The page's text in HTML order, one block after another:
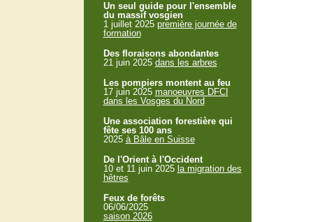
Un seul guide pour l'ensemble
du massif vosgien
1 juillet 2025 première journée de
formation
Des floraisons abondantes
21 juin 2025 dans les arbres
Les pompiers montent au feu
17 juin 2025 manoeuvres DFCI
dans les Vosges du Nord
Une association forestière qui
fête ses 100 ans
2025 à Bâle en Suisse
De l'Orient à l'Occident
10 et 11 juin 2025 la migration des
hêtres
Feux de forêts
06/06/2025
saison 2026